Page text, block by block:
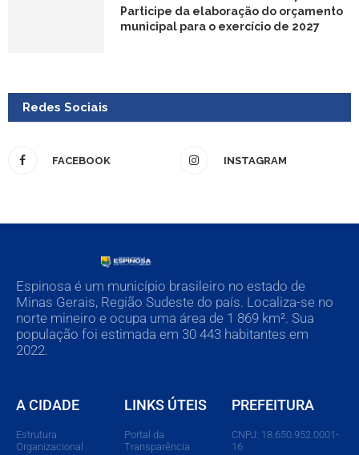
Participe da elaboração do orçamento
municipal para o exercício de 2027
Redes Sociais
FACEBOOK INSTAGRAM
Espinosa é um município brasileiro no estado de
Minas Gerais, Região Sudeste do país. Localiza-se no
norte mineiro e ocupa uma área de 1 869 km². Sua
população foi estimada em 30 443 habitantes em
2022.
A CIDADE
Estrutura
Organizacional
LINKS ÚTEIS
Portal da
Transparência
PREFEITURA
CNPJ: 18.650.952.0001-
16